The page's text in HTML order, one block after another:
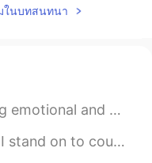
2020.01.21 05:30
2020.01.21 05:27
ในบทสนทนา
sign that you have a big heart and...
Bay Hawk Watch, Rocheste...